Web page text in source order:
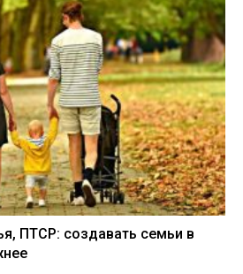
ПТСР: создавать семьи в